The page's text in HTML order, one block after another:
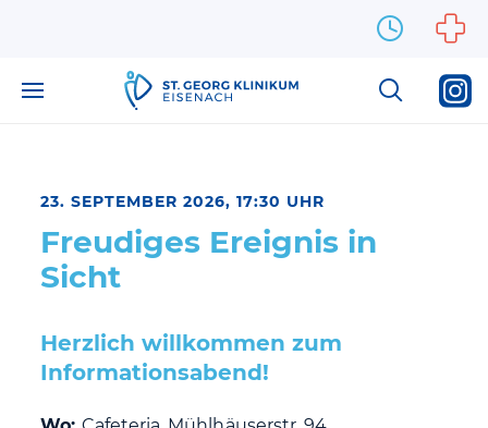
23. SEPTEMBER 2026, 17:30 UHR
Freudiges Ereignis in
Sicht
Herzlich willkommen zum
Informationsabend!